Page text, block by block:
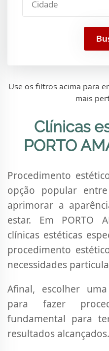
Use os filtros acima para
mais
Clínicas
PORTO
Procedimento
opção popular
aprimorar a
estar. Em PORTO
clínicas estéticas
procedimento
necessidades
Afinal, escolher
para fazer
fundamental para
resultados alcançados.